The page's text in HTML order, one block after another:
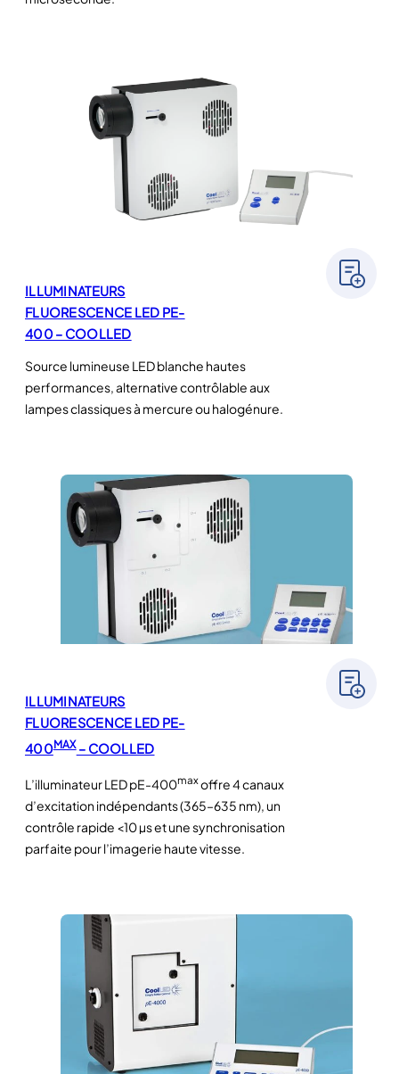
ILLUMINATEURS
FLUORESCENCE LED PE-
400 – COOLLED
Source lumineuse LED blanche hautes
performances, alternative contrôlable aux
lampes classiques à mercure ou halogénure.
ILLUMINATEURS
FLUORESCENCE LED PE-
400MAX– COOLLED
L’illuminateur LED pE-400maxoffre 4 canaux
d’excitation indépendants (365–635 nm), un
contrôle rapide <10 µs et une synchronisation
parfaite pour l’imagerie haute vitesse.